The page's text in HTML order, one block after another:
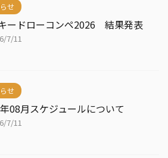
せ
ードローコンペ2026 結果発表
7/11
せ
08月スケジュールについて
7/11